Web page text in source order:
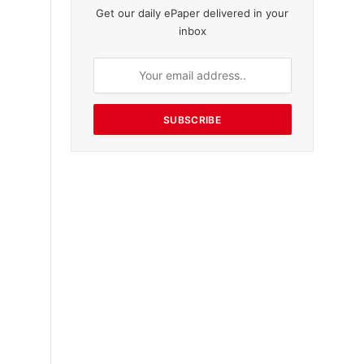
Get our daily ePaper delivered in your
inbox
SUBSCRIBE